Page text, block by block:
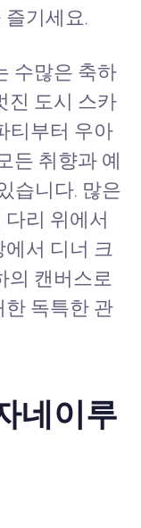
기세요.
수많은 축하
진 도시 스카
티부터 우아
든 취향과 예
습니다. 많은
리 위에서
서 디너 크
의 캔버스로
한 독특한 관
네이루